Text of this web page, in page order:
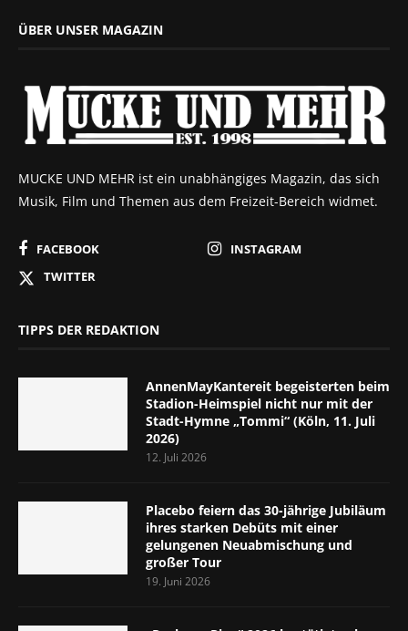
ÜBER UNSER MAGAZIN
MUCKE UND MEHR ist ein unabhängiges Magazin, das sich
Musik, Film und Themen aus dem Freizeit-Bereich widmet.
FACEBOOK
INSTAGRAM
TWITTER
TIPPS DER REDAKTION
AnnenMayKantereit begeisterten beim
Stadion-Heimspiel nicht nur mit der
Stadt-Hymne „Tommi“ (Köln, 11. Juli
2026)
12. Juli 2026
Placebo feiern das 30-jährige Jubiläum
ihres starken Debüts mit einer
gelungenen Neuabmischung und
großer Tour
19. Juni 2026